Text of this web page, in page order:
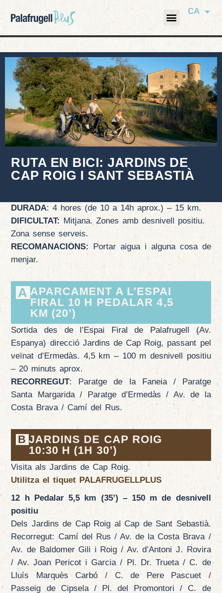
CA
RUTA EN BICI: JARDINS DE
CAP ROIG I SANT SEBASTIÀ
DURADA: 4 hores (de 10 a 14h aprox.) – 15 km.
DIFICULTAT: Mitjana. Zones amb desnivell positiu.
Zona sense serveis.
RECOMANACIONS:
Portar aigua i alguna cosa de
menjar.
A APARCAMENT A L’ESPAI
FIRAL 10 H PEDALAR 4,5
KM (20’)
Sortida des de l’Espai Firal de Palafrugell (Av.
Espanya) direcció Jardins de Cap Roig, passant pel
veïnat d’Ermedàs. 4,5 km – 100 m desnivell positiu
– 20 minuts aprox.
RECORREGUT: Paratge de la Faneia / Paratge
Santa Margarida / Paratge d’Ermedàs / Av. de la
Costa Brava / Camí del Rus.
B JARDINS DE CAP ROIG
10:30 H (1H 30’)
Visita als Jardins de Cap Roig.
Utilitza el tiquet PALAFRUGELLPLUS
12 h Pedalar 5,5 km (35’) – 150 m de desnivell
positiu
Dels Jardins de Cap Roig al Cap de Sant Sebastià.
Recorregut: Camí del Rus / Av. de la Costa Brava /
Av. de Baldomer Gili i Roig / Av. d’Antoni J. Rovira
/ Av. Joan Pericot i Garcia / Pl. Dr. Trueta / C. de
Lluís Marquès Carbó / C. de Pere Pascuet /
Passeig de Cipsela / Pl. del Promontori / C. de